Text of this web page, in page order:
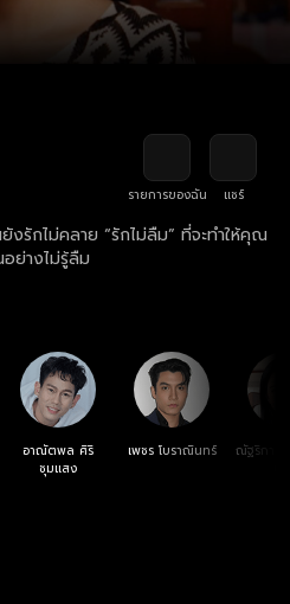
รายการของฉัน
แชร์
รักไม่คลาย “รักไม่ลืม” ที่จะทำให้คุณ
ย่างไม่รู้ลืม
อาณัตพล ศิริ
ชุมแสง
เพชร โบราณินทร์
ณัฐริกา ธ